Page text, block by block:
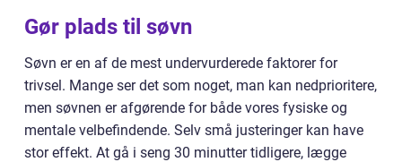
Gør plads til søvn
Søvn er en af de mest undervurderede faktorer for
trivsel. Mange ser det som noget, man kan nedprioritere,
men søvnen er afgørende for både vores fysiske og
mentale velbefindende. Selv små justeringer kan have
stor effekt. At gå i seng 30 minutter tidligere, lægge